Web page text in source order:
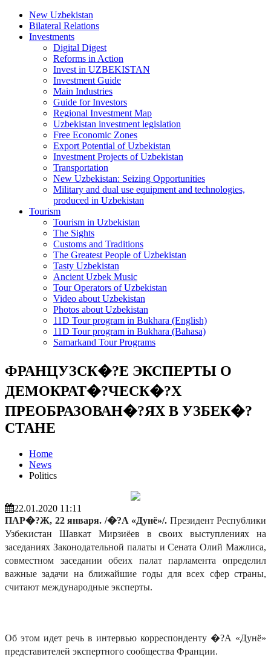
New Uzbekistan
Bilateral Relations
Investments
Digital Digest
Reforms in Action
Invest in UZBEKISTAN
Investment Guide
Main Industries
Guide for Investors
Regional Investment Map
Uzbekistan investment legislation
Free Economic Zones
Export Potential of Uzbekistan
Investment Projects of Uzbekistan
Transportation
New Uzbekistan: Seizing Opportunities
Military and dual use equipment and technologies,
produced in Uzbekistan
Tourism
Tourism in Uzbekistan
The Sights
Customs and Traditions
The Greatest People of Uzbekistan
Tasty Uzbekistan
Ancient Uzbek Music
Tour Operators of Uzbekistan
Video about Uzbekistan
Photos about Uzbekistan
11D Tour program in Bukhara (English)
11D Tour program in Bukhara (Bahasa)
Samarkand Tour Programs
ФРАНЦУЗСК�?Е ЭКСПЕРТЫ О
ДЕМОКРАТ�?ЧЕСК�?Х
ПРЕОБРАЗОВАН�?ЯХ В УЗБЕК�?
СТАНЕ
Home
News
Politics
22.01.2020 11:11
ПАР�?Ж, 22 января. /�?А «Дунё»/. Президент Республики
Узбекистан Шавкат Мирзиёев в своих выступлениях на
заседаниях Законодательной палаты и Сената Олий Мажлиса,
совместном заседании обеих палат парламента определил
важные задачи на ближайшие годы для всех сфер страны,
считают международные эксперты.
Об этом идет речь в интервью корреспонденту �?А «Дунё»
представителей экспертного сообщества Франции.